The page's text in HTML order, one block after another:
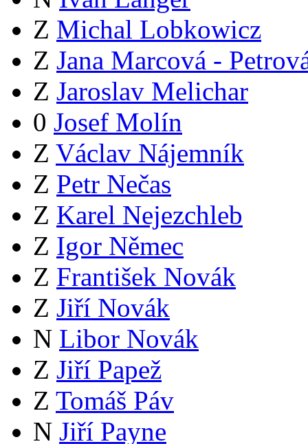
Z Michal Lobkowicz
Z Jana Marcová -
Z Jaroslav Melichar
0 Josef Molín
Z Václav Nájemník
Z Petr Nečas
Z Karel Nejezchleb
Z Igor Němec
Z František Novák
Z Jiří Novák
N Libor Novák
Z Jiří Papež
Z Tomáš Páv
N Jiří Payne